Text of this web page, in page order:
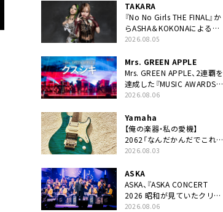
TAKARA
『No No Girls THE FINAL』か
らASHA＆KOKONAによるユ
ニット・TAKARAがデビュー
2026.08.05
Mrs. GREEN APPLE
Mrs. GREEN APPLE、2連覇を
達成した『MUSIC AWARDS
JAPAN 2026』での「クスシ
YouTube公開
2026.08.06
Yamaha
【俺の楽器・私の愛機】
2062「なんだかんだでこれが
1番」
2026.08.03
ASKA
ASKA、『ASKA CONCERT
2026 昭和が見ていたクリス
マス!? 』発売＆上映決定
2026.08.06